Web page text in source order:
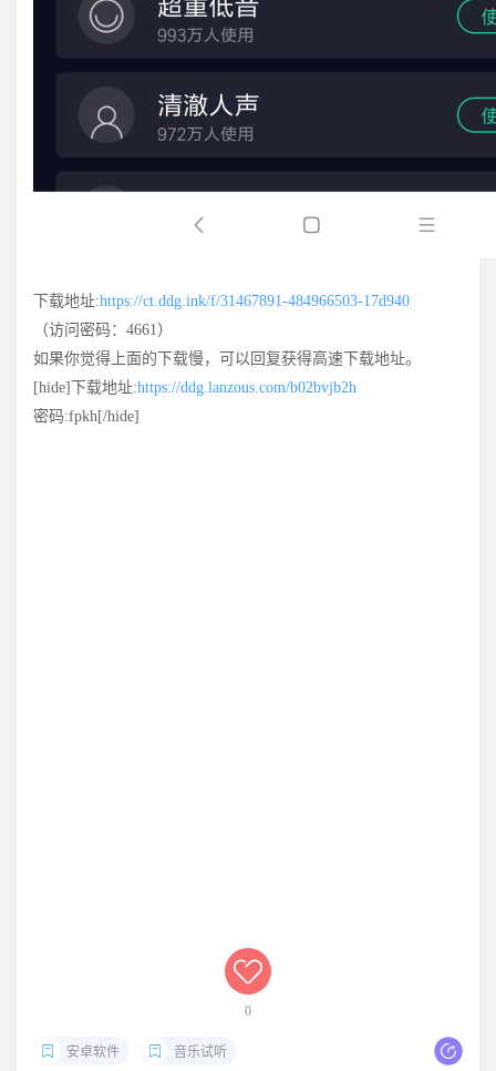
下载地址:https://ct.ddg.ink/f/31467891-484966503-17d940
（访问密码：4661）
如果你觉得上面的下载慢，可以回复获得高速下载地址。
[hide]下载地址:https://ddg.lanzous.com/b02bvjb2h
密码:fpkh[/hide]
0
安卓软件 音乐试听